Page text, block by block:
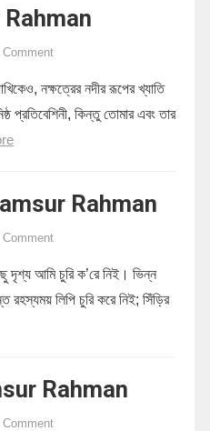
Rahman
Comment
নক্ষত্রের নদীর রূপের খ্যাতি
প্রতিবেশিনী, কিন্তু তোমার এবং তার
Rahman
Comment
দৃশ্য আমি চুরি ক’রে নিই। ভিন্ন
লিপি চুরি করে নিই; সিঁড়ির
Rahman
Comment